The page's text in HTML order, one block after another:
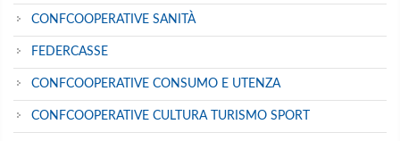
CONFCOOPERATIVE SANITÀ
FEDERCASSE
CONFCOOPERATIVE CONSUMO E UTENZA
CONFCOOPERATIVE CULTURA TURISMO SPORT